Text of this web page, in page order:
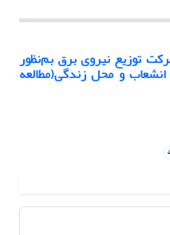
توزیع نیروی برق بم‌نظور
و محل زندگی(مطالعه